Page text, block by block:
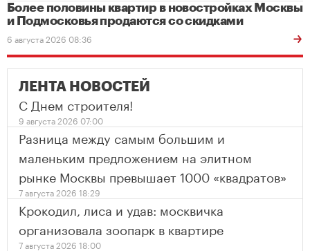
Более половины квартир в новостройках Москвы
и Подмосковья продаются со скидками
6 августа 2026 08:36
ЛЕНТА НОВОСТЕЙ
С Днем строителя!
9 августа 2026 07:00
Разница между самым большим и
маленьким предложением на элитном
рынке Москвы превышает 1000 «квадратов»
7 августа 2026 18:29
Крокодил, лиса и удав: москвичка
организовала зоопарк в квартире
7 августа 2026 18:00